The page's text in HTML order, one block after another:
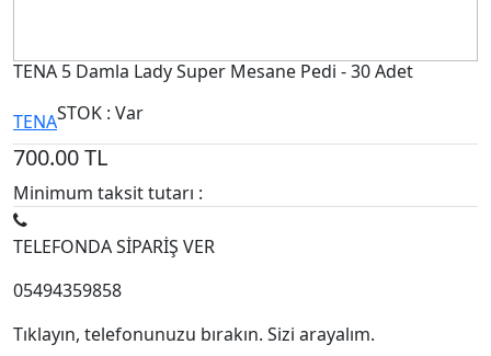
TENA 5 Damla Lady Super Mesane Pedi - 30 Adet
TENASTOK : Var
700.00TL
Minimum taksit tutarı :
TELEFONDA SİPARİŞ VER
05494359858
Tıklayın, telefonunuzu bırakın. Sizi arayalım.